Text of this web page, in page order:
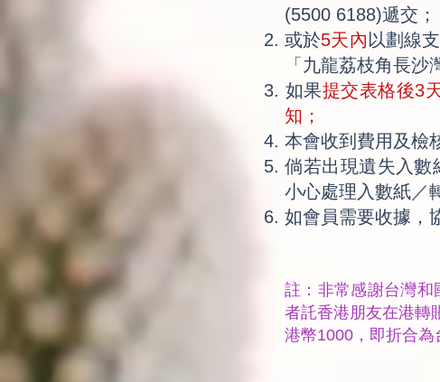
(5500 6188)遞交；
或於5天內 以劃線
「九龍荔枝角長
​如果提交表格後3
知；
本會收到費用及檢
倘若出現遺失入數
小心處理入數紙／
如會員需要收據，
註：非常感謝台灣和
者託香港朋友在港轉
港幣1000，即折合